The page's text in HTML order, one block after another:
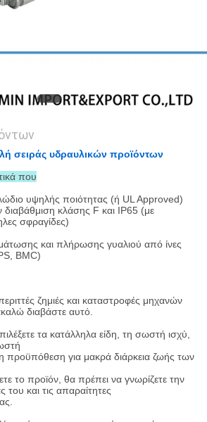
σειράς υδραυλικών προϊόντων
που
υψηλής ποιότητας (ή UL Approved)
διαβάθμιση κλάσης F και IP65 (με
σφραγίδες)
και πλήρωσης γυαλιού από ίνες
BMC)
ζημιές και καταστροφές μηχανών
διαβάστε αυτό.
τα κατάλληλα είδη, τη σωστή ισχύ,
προϋπόθεση για μακρά διάρκεια ζωής των
το προϊόν, θα πρέπει να γνωρίζετε την
του και τις απαραίτητες